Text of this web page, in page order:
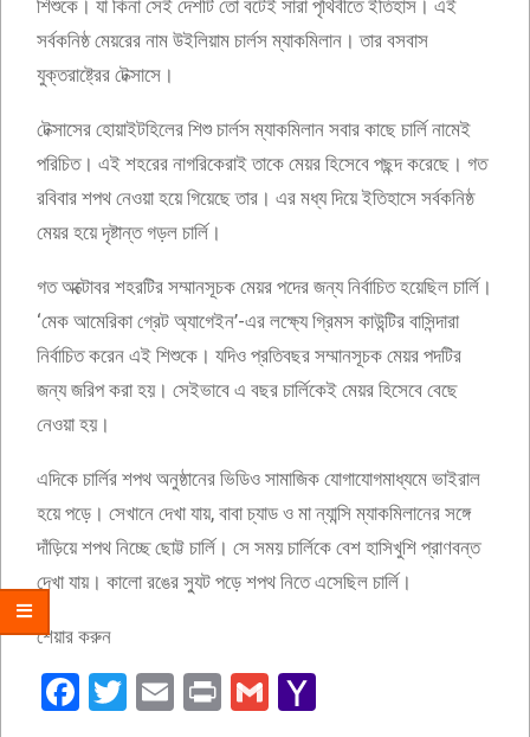
শিশুকে। যা কিনা সেই দেশটি তো বটেই সারা পৃথিবীতে ইতিহাস। এই
সর্বকনিষ্ঠ মেয়রের নাম উইলিয়াম চার্লস ম্যাকমিলান। তার বসবাস
যুক্তরাষ্ট্রের টেক্সাসে।
টেক্সাসের হোয়াইটহিলের শিশু চার্লস ম্যাকমিলান সবার কাছে চার্লি নামেই
পরিচিত। এই শহরের নাগরিকেরাই তাকে মেয়র হিসেবে পছন্দ করেছে। গত
রবিবার শপথ নেওয়া হয়ে গিয়েছে তার। এর মধ্য দিয়ে ইতিহাসে সর্বকনিষ্ঠ
মেয়র হয়ে দৃষ্টান্ত গড়ল চার্লি।
গত অক্টোবর শহরটির সম্মানসূচক মেয়র পদের জন্য নির্বাচিত হয়েছিল চার্লি।
‘মেক আমেরিকা গ্রেট অ্যাগেইন’-এর লক্ষ্যে গ্রিমস কাউন্টির বাসিন্দারা
নির্বাচিত করেন এই শিশুকে। যদিও প্রতিবছর সম্মানসূচক মেয়র পদটির
জন্য জরিপ করা হয়। সেইভাবে এ বছর চার্লিকেই মেয়র হিসেবে বেছে
নেওয়া হয়।
এদিকে চার্লির শপথ অনুষ্ঠানের ভিডিও সামাজিক যোগাযোগমাধ্যমে ভাইরাল
হয়ে পড়ে। সেখানে দেখা যায়, বাবা চ্যাড ও মা ন্যান্সি ম্যাকমিলানের সঙ্গে
দাঁড়িয়ে শপথ নিচ্ছে ছোট্ট চার্লি। সে সময় চার্লিকে বেশ হাসিখুশি প্রাণবন্ত
দেখা যায়। কালো রঙের স্যুট পড়ে শপথ নিতে এসেছিল চার্লি।
শেয়ার করুন
Facebook
Twitter
EmailPrintGmail